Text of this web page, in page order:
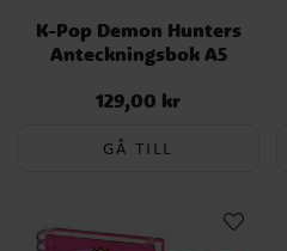
K-Pop Demon Hunters
Anteckningsbok A5
Pris:129,00 kr
129,00 kr
GÅ TILL